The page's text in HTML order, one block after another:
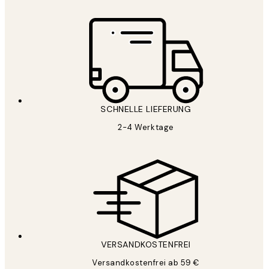
SCHNELLE LIEFERUNG
2-4 Werktage
VERSANDKOSTENFREI
Versandkostenfrei ab 59 €